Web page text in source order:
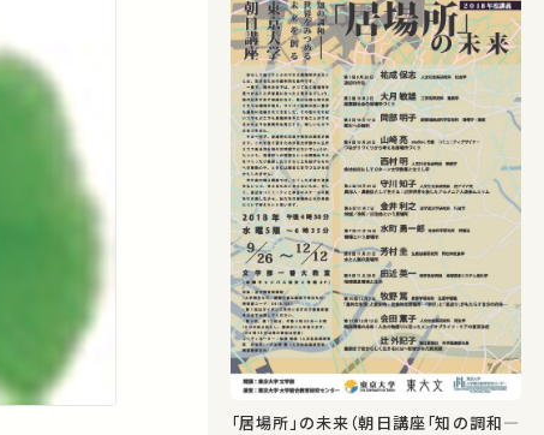
「居場所」の未来（朝日講座「知の調和―